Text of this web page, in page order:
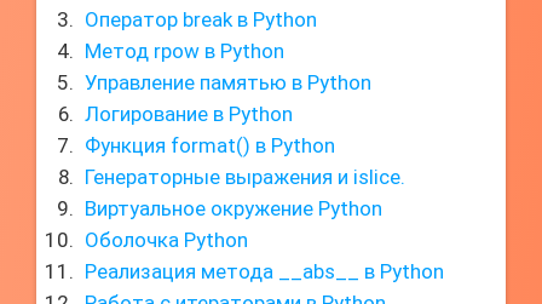
Оператор break в Python
Метод rpow в Python
Управление памятью в Python
Логирование в Python
Функция format() в Python
Генераторные выражения и islice.
Виртуальное окружение Python
Оболочка Python
Реализация метода __abs__ в Python